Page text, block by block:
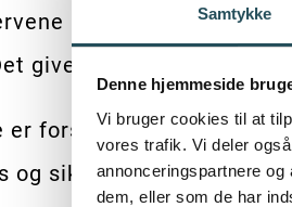
Samtykke
Denne hjemmeside
Vi bruger cookies til at
vores trafik. Vi deler
annonceringspartnere
dem, eller som de har
– og med den
giver ingen mening.
er forståeligt nok dybt
og sikre gode